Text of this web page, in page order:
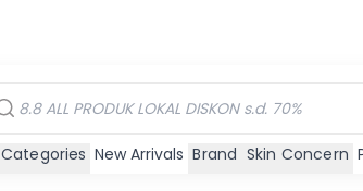
Categories New Arrivals Brand Skin Concern